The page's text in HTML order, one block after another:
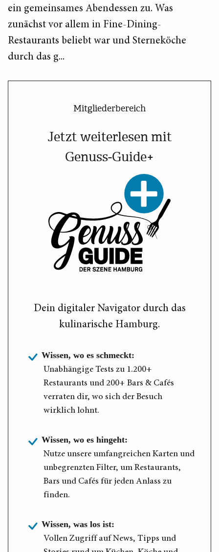
ein gemeinsames Abendessen zu. Was
zunächst vor allem in Fine-Dining-
Restaurants beliebt war und Sterneköche
durch das g...
Mitgliederbereich
Jetzt weiterlesen mit
Genuss-Guide+
Dein digitaler Navigator durch das
kulinarische Hamburg.
Wissen, wo es schmeckt:
Unabhängige Tests zu 1.200+
Restaurants und 200+ Bars & Cafés
verraten dir, wo sich der Besuch
wirklich lohnt.
Wissen, wo es hingeht:
Nutze unsere umfangreichen Karten und
unbegrenzten Filter, um Restaurants,
Bars und Cafés für jeden Anlass zu
finden.
Wissen, was los ist:
Vollen Zugriff auf News, Tipps und